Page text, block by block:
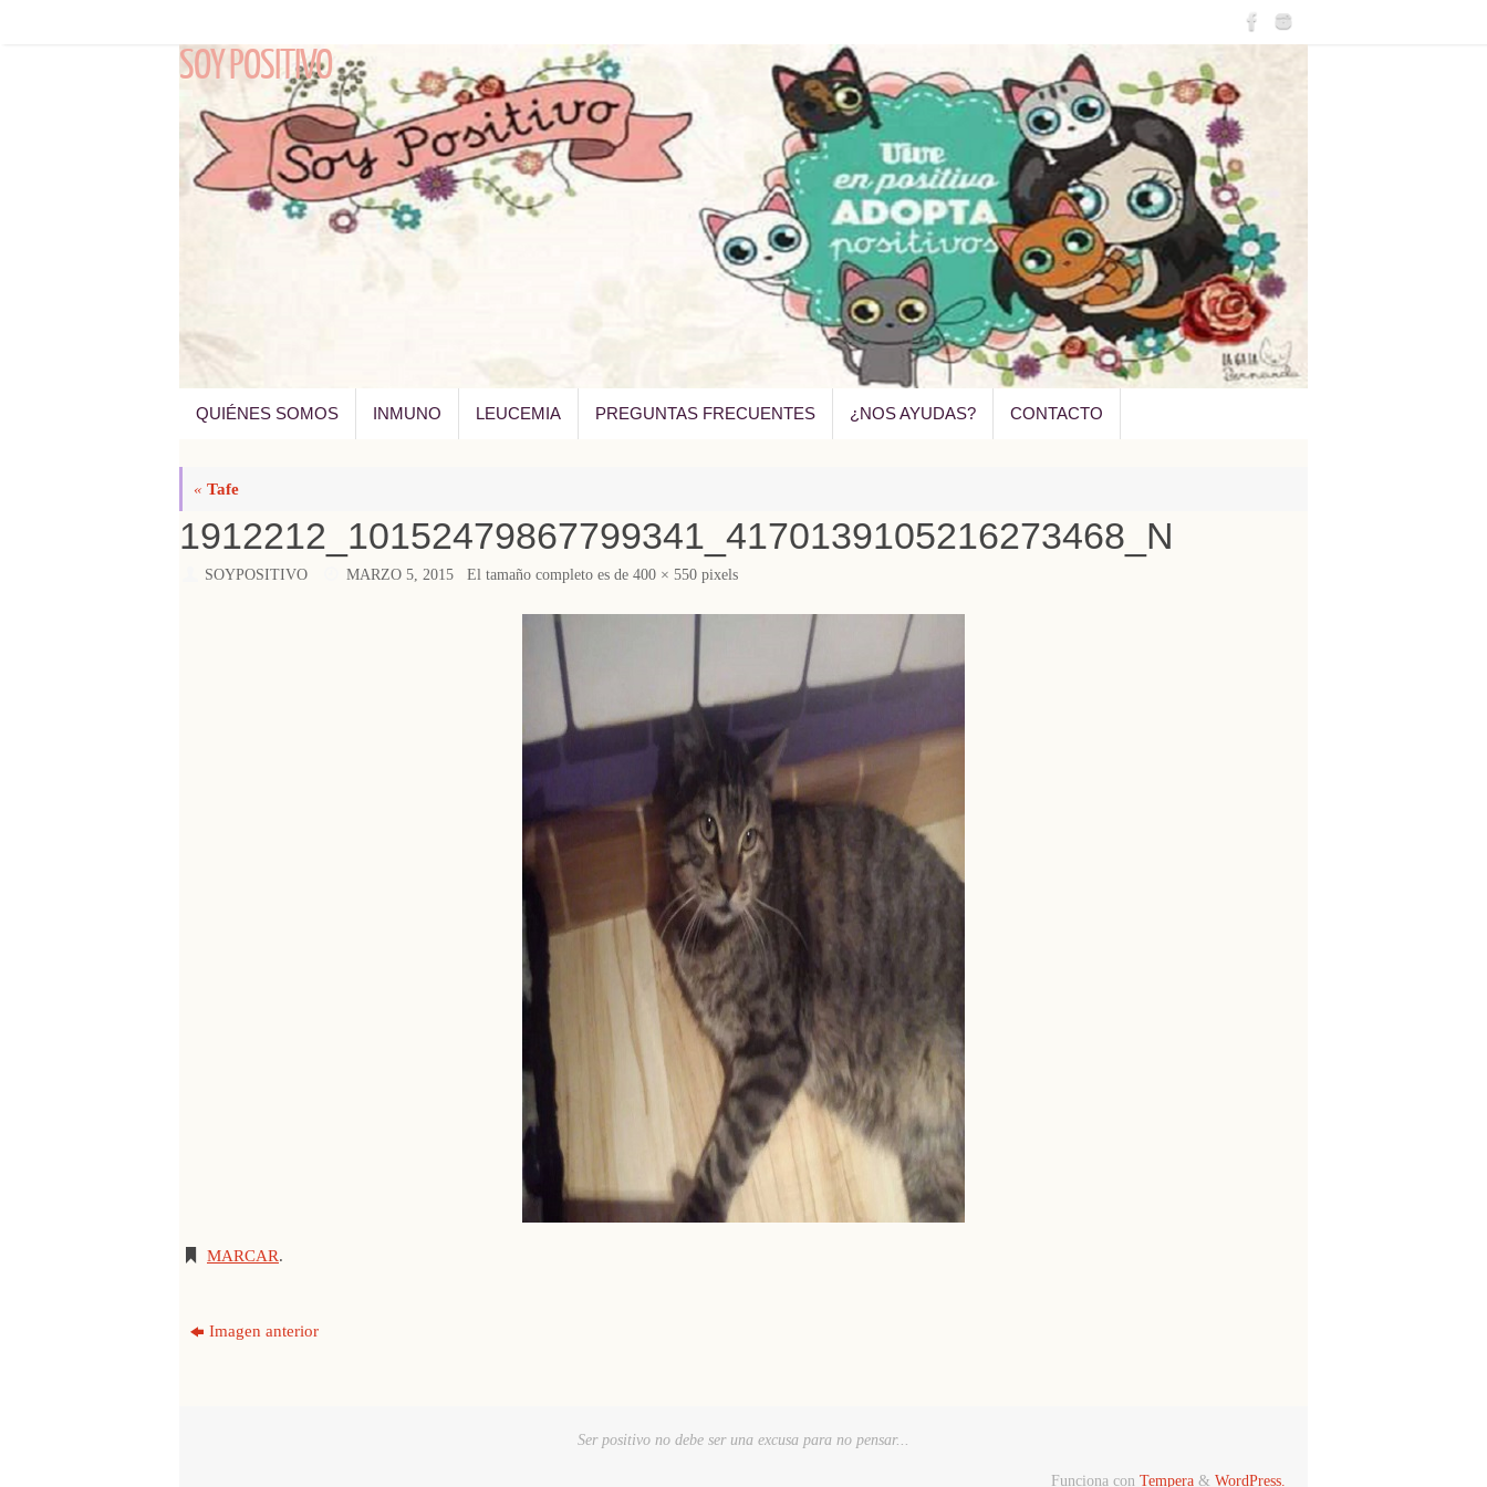
SOY POSITIVO
ALQUIÉNES SOMOS INMUNO LEUCEMIA PREGUNTAS FRECUENTES ¿NOS AYUDAS? CONTACTO
« Tafe
1912212_10152479867799341_4170139105216273468_N
SOYPOSITIVO MARZO 5, 2015 El tamaño completo es de400 × 550 pixels
MARCAR.
Imagen anterior
Ser positivo no debe ser una excusa para no pensar...
Funciona con Tempera & WordPress.